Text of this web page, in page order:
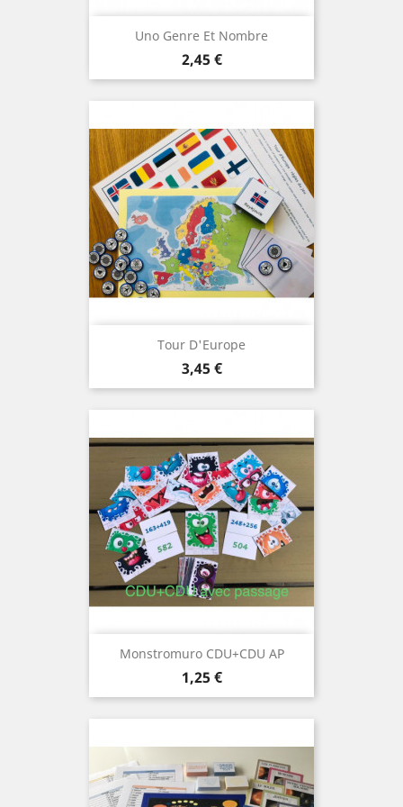
Uno Genre Et Nombre
Prix
2,45 €
Tour D'Europe
Prix
3,45 €
Monstromuro CDU+CDU AP
Prix
1,25 €